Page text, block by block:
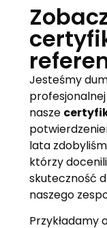
Jesteśmy
nasze
lata
którzy
skuteczność
naszego
Przykładamy